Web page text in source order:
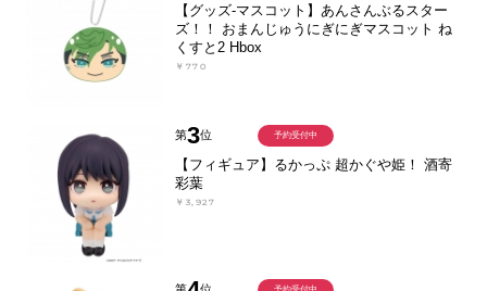
【グッズ-マスコット】あんさんぶるスター
ズ！！ おまんじゅうにぎにぎマスコット ね
くすと2 Hbox
￥770
第3位
【フィギュア】るかっぷ 超かぐや姫！ 酒寄
彩葉
￥3,927
予約受付中